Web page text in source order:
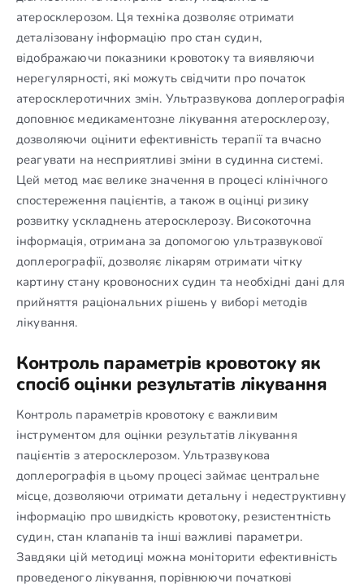
атеросклерозом. Ця техніка дозволяє отримати
деталізовану інформацію про стан судин,
відображаючи показники кровотоку та виявляючи
нерегулярності, які можуть свідчити про початок
атеросклеротичних змін. Ультразвукова доплерографія
доповнює медикаментозне лікування атеросклерозу,
дозволяючи оцінити ефективність терапії та вчасно
реагувати на несприятливі зміни в судинна системі.
Цей метод має велике значення в процесі клінічного
спостереження пацієнтів, а також в оцінці ризику
розвитку ускладнень атеросклерозу. Високоточна
інформація, отримана за допомогою ультразвукової
доплерографії, дозволяє лікарям отримати чітку
картину стану кровоносних судин та необхідні дані для
прийняття раціональних рішень у виборі методів
лікування.
Контроль параметрів кровотоку як
спосіб оцінки результатів лікування
Контроль параметрів кровотоку є важливим
інструментом для оцінки результатів лікування
пацієнтів з атеросклерозом. Ультразвукова
доплерографія в цьому процесі займає центральне
місце, дозволяючи отримати детальну і недеструктивну
інформацію про швидкість кровотоку, резистентність
судин, стан клапанів та інші важливі параметри.
Завдяки цій методиці можна моніторити ефективність
проведеного лікування, порівнюючи початкові